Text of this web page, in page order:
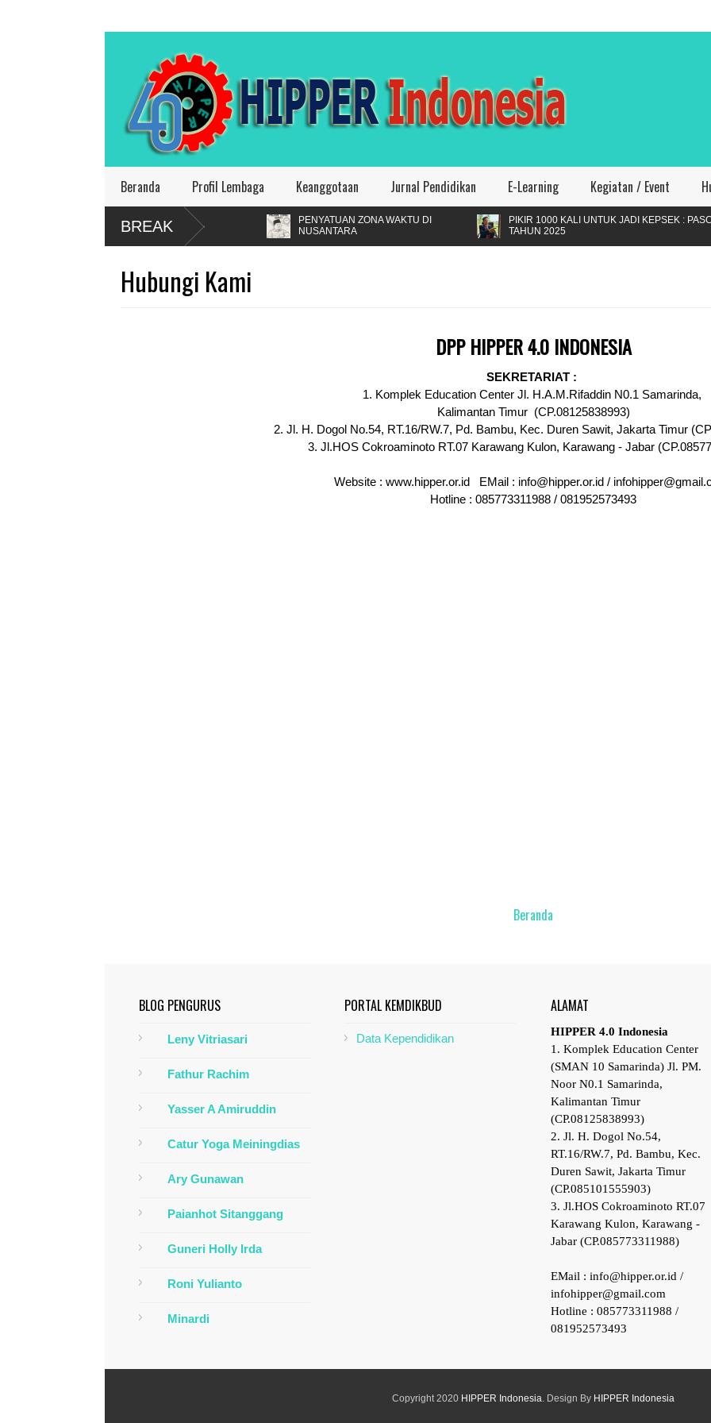
Beranda Profil Lembaga Keanggotaan Jurnal Pendidikan E-Learning Kegiatan / Event
BREAK
Guru : HIPPER Indonesia Nyatakan
PENYATUAN ZONA WAKTU DI
NUSANTARA
PIKIR 1000 KALI UNTUK JADI KEPSEK : PASCA
TAHUN 2025
Hubungi Kami
DPP HIPPER 4.0 INDONESIA
SEKRETARIAT :
1. Komplek Education Center Jl. H.A.M.Rifaddin N0.1 Samarinda,
Kalimantan Timur (CP.08125838993)
2. Jl. H. Dogol No.54, RT.16/RW.7, Pd. Bambu, Kec. Duren Sawit, Jakarta Timur
3. Jl.HOS Cokroaminoto RT.07 Karawang Kulon, Karawang - Jabar
Website : www.hipper.or.id EMail : info@hipper.or.id /
Hotline : 085773311988 / 081952573493
Beranda
BLOG PENGURUS
Leny Vitriasari
Fathur Rachim
Yasser A Amiruddin
Catur Yoga Meiningdias
Ary Gunawan
Paianhot Sitanggang
Guneri Holly Irda
Roni Yulianto
Minardi
PORTAL KEMDIKBUD
Data Kependidikan
ALAMAT
HIPPER 4.0 Indonesia
1. Komplek Education Center
(SMAN 10 Samarinda) Jl. PM.
Noor N0.1 Samarinda,
Kalimantan Timur
(CP.08125838993)
2. Jl. H. Dogol No.54,
RT.16/RW.7, Pd. Bambu, Kec.
Duren Sawit, Jakarta Timur
(CP.085101555903)
3. Jl.HOS Cokroaminoto RT.07
Karawang Kulon, Karawang -
Jabar (CP.085773311988)
EMail : info@hipper.or.id /
infohipper@gmail.com
Hotline : 085773311988 /
081952573493
Copyright 2020 HIPPER Indonesia. Design By HIPPER Indonesia